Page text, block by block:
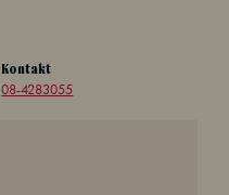
Kontakt
08-4283055